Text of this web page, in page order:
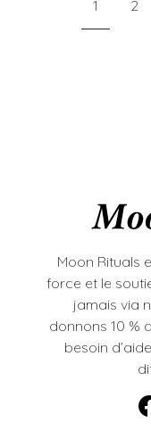
1 2
Moon Rituals
force et le
jamais via
donnons 10 %
besoin